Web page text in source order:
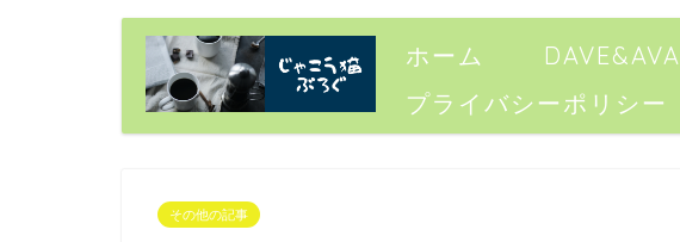
ホーム DAVE&AVA
プライバシーポリシー
その他の記事